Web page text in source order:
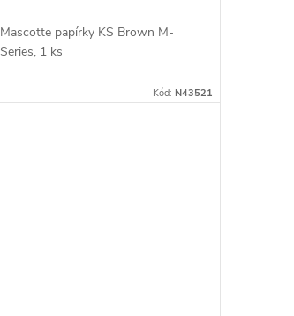
Mascotte papírky KS Brown M-
Series, 1 ks
Kód: N43521